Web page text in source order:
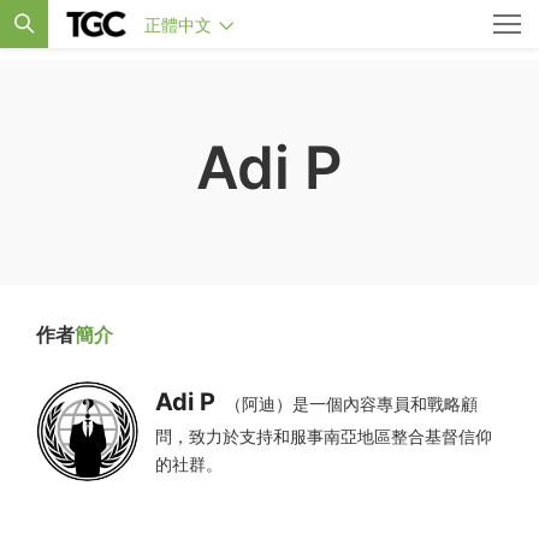
正體中文
Adi P
作者簡介
Adi P
（阿迪）是一個內容專員和戰略顧
問，致力於支持和服事南亞地區整合基督信仰
的社群。